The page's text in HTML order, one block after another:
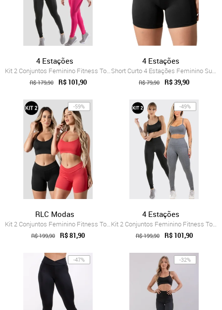
4 Estações
Kit 2 Conjuntos Feminino Fitness Top alç...
R$ 179,90 R$ 101,90
4 Estações
Short Curto 4 Estações Feminino Suplex L...
R$ 79,90 R$ 39,90
-59%
RLC Modas
Kit 2 Conjuntos Feminino Fitness Top alç...
R$ 199,90 R$ 81,90
-49%
4 Estações
Kit 2 Conjuntos Feminino Fitness Top alç...
R$ 199,90 R$ 101,90
-47% -32%